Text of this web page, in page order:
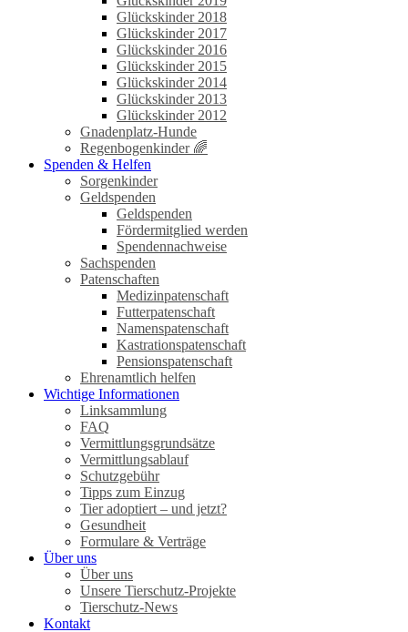
Glückskinder 2018
Glückskinder 2017
Glückskinder 2016
Glückskinder 2015
Glückskinder 2014
Glückskinder 2013
Glückskinder 2012
Gnadenplatz-Hunde
Regenbogenkinder 🌈
Spenden & Helfen
Sorgenkinder
Geldspenden
Geldspenden
Fördermitglied werden
Spendennachweise
Sachspenden
Patenschaften
Medizinpatenschaft
Futterpatenschaft
Namenspatenschaft
Kastrationspatenschaft
Pensionspatenschaft
Ehrenamtlich helfen
Wichtige Informationen
Linksammlung
FAQ
Vermittlungsgrundsätze
Vermittlungsablauf
Schutzgebühr
Tipps zum Einzug
Tier adoptiert – und jetzt?
Gesundheit
Formulare & Verträge
Über uns
Über uns
Unsere Tierschutz-Projekte
Tierschutz-News
Kontakt